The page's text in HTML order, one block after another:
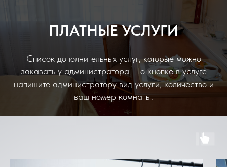
ПЛАТНЫЕ УСЛУГИ
Список дополнительных услуг, которые можно
заказать у администратора. По кнопке в услуге
напишите администратору вид услуги, количество и
ваш номер комнаты.